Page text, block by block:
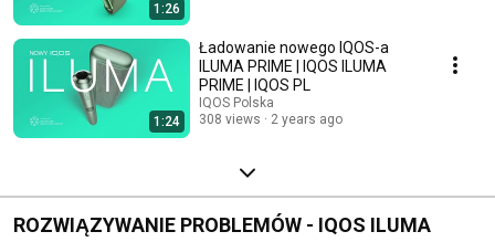
1:26
1:24
Ładowanie nowego IQOS-a
ILUMA PRIME | IQOS ILUMA
PRIME | IQOS PL
IQOS Polska
308 views
2 years ago
ROZWIĄZYWANIE PROBLEMÓW - IQOS ILUMA